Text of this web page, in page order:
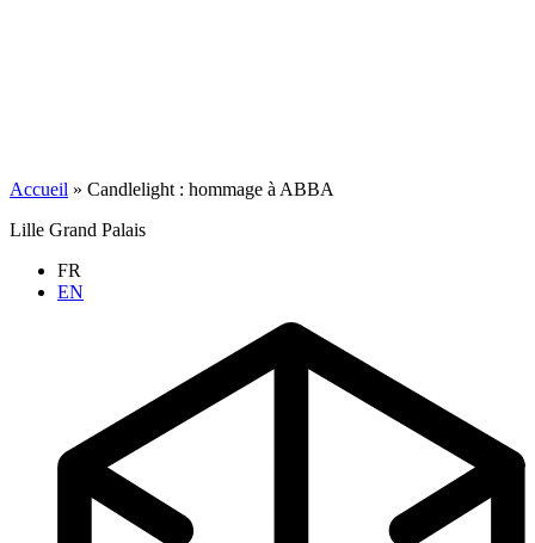
Accueil » Candlelight : hommage à ABBA
Lille Grand Palais
FR
EN